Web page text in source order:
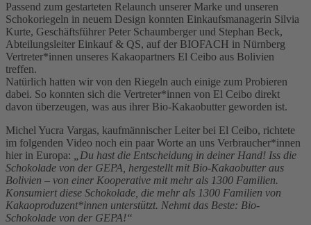
Passend zum gestarteten Relaunch unserer Marke und unseren
Schokoriegeln in neuem Design konnten Einkaufsmanagerin Silvia
Kurte, Geschäftsführer Peter Schaumberger und Stephan Beck,
Abteilungsleiter Einkauf & QS, auf der BIOFACH in Nürnberg
Vertreter*innen unseres Kakaopartners El Ceibo aus Bolivien
treffen.
Natürlich hatten wir von den Riegeln auch einige zum Probieren
dabei. So konnten sich die Vertreter*innen von El Ceibo direkt
davon überzeugen, was aus ihrer Bio-Kakaobutter geworden ist.
Michel Yucra Vargas, kaufmännischer Leiter bei El Ceibo, richtete
im folgenden Video noch ein paar Worte an uns Verbraucher*innen
hier in Europa:
„Du hast die Entscheidung in deiner Hand! Iss die
Schokolade von der GEPA, hergestellt mit Bio-Kakaobutter aus
Bolivien – von einer Kooperative mit mehr als 1300 Familien.
Konsumiert diese Schokolade, die mehr als 1300 Familien von
Kakaoproduzent*innen unterstützt. Nehmt das Beste: Bio-
Schokolade von der GEPA!“